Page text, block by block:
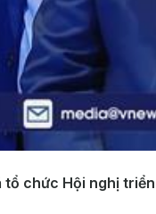
chức Hội nghị